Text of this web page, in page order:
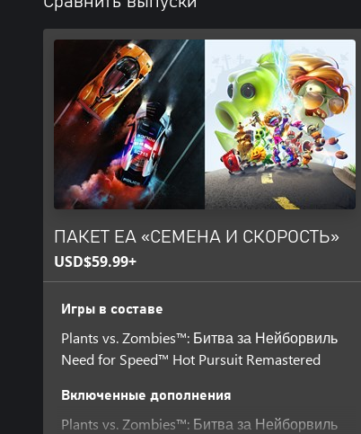
ПАКЕТ EA «СЕМЕНА И СКОРОСТЬ»
USD$59.99+
Игры в составе
Plants vs. Zombies™: Битва за Нейборвиль
Need for Speed™ Hot Pursuit Remastered
Включенные дополнения
Plants vs. Zombies™: Битва за Нейборвиль